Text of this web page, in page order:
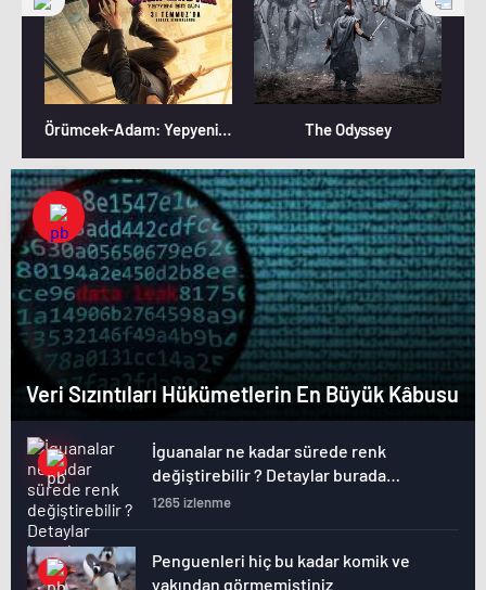
Örümcek-Adam: Yepyeni Bir Gün The Odyssey
Veri Sızıntıları Hükümetlerin En Büyük Kâbusu
İguanalar ne kadar sürede renk
değiştirebilir ? Detaylar burada…
1265 izlenme
Penguenleri hiç bu kadar komik ve
yakından görmemiştiniz